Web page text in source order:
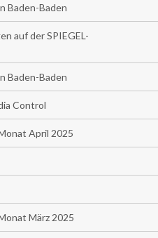
Baden-Baden
auf der SPIEGEL-
Baden-Baden
Control
April 2025
März 2025